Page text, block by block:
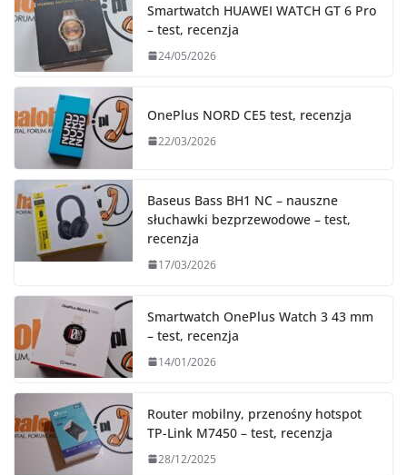
Smartwatch HUAWEI WATCH GT 6 Pro
– test, recenzja
24/05/2026
OnePlus NORD CE5 test, recenzja
22/03/2026
Baseus Bass BH1 NC – nauszne
słuchawki bezprzewodowe – test,
recenzja
17/03/2026
Smartwatch OnePlus Watch 3 43 mm
– test, recenzja
14/01/2026
Router mobilny, przenośny hotspot
TP-Link M7450 – test, recenzja
28/12/2025